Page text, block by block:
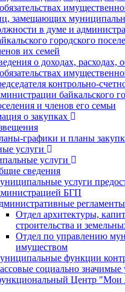
замещающих
в думе и
городского
их семей
о доходах, расходах,
контрольно-
байкальского
и членов его семьи
о закупках
графики и планы
услуги
услуги
сведения
услуги
БГП
регламенты
Отдел архитектуры,
строительства и
Отдел по управлению
имуществом
функции
социально значимые
Центр "Мои